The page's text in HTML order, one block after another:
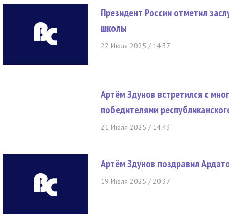
Президент России отметил
школы
22 Июля 2025 / 14:37
Артём Здунов встретился с
победителями
21 Июля 2025 / 14:43
Артём Здунов поздравил
19 Июля 2025 / 20:37